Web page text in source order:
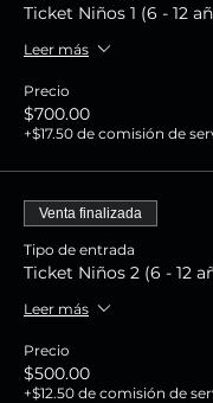
Ticket Niños 1 (6 - 12
Leer más
Precio
$700.00
+$17.50 de comisión de
Venta finalizada
Tipo de entrada
Ticket Niños 2 (6 - 12
Leer más
Precio
$500.00
+$12.50 de comisión de